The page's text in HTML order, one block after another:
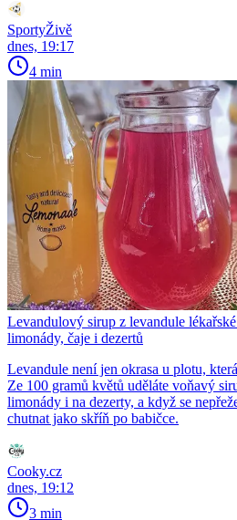
SportyŽivě
dnes, 19:17
4 min
Levandulový sirup z levandule
limonády, čaje i dezertů
Levandule není jen okrasa u plotu,
Ze 100 gramů květů uděláte voňavý
limonády i na dezerty, a když se
chutnat jako skříň po babičce.
Cooky.cz
dnes, 19:12
3 min